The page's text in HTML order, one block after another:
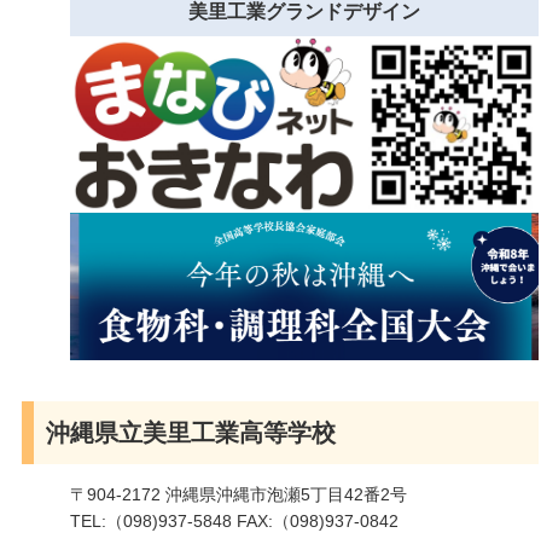
美里工業グランドデザイン
沖縄県立美里工業高等学校
〒904-2172 沖縄県沖縄市泡瀬5丁目42番2号
TEL:（098)937-5848 FAX:（098)937-0842